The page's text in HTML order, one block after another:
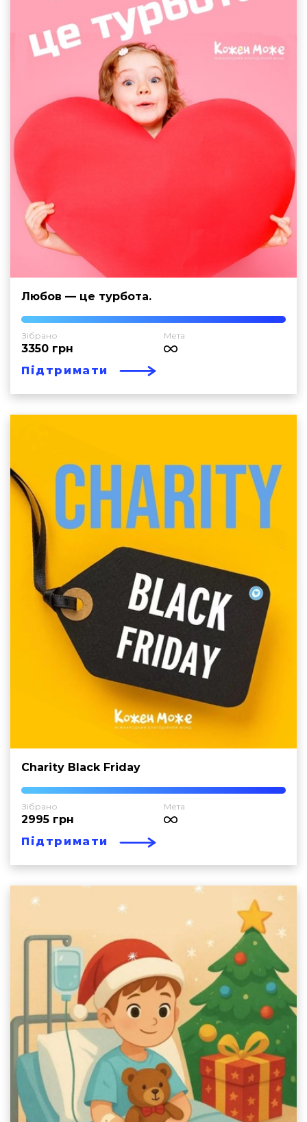
Любов — це турбота.
Зібрано
3350 грн
Мета
Підтримати
Charity Black Friday
Зібрано
2995 грн
Мета
Підтримати